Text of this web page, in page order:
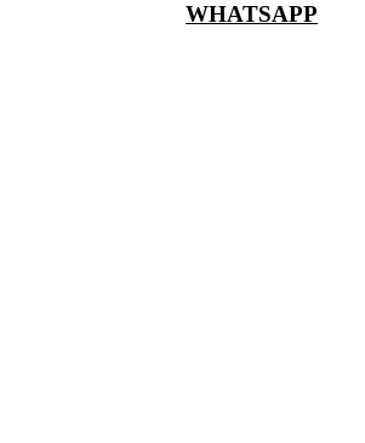
WHATSAPP